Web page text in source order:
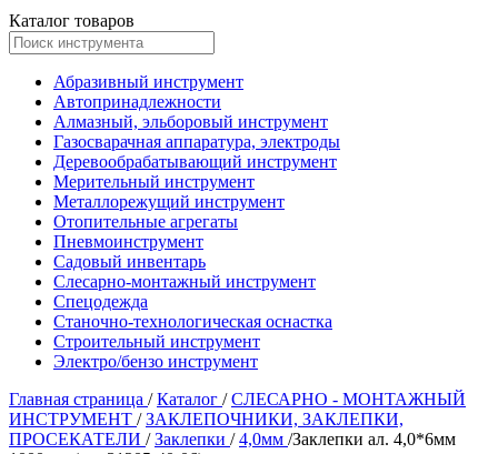
Каталог товаров
Абразивный инструмент
Автопринадлежности
Алмазный, эльборовый инструмент
Газосварачная аппаратура, электроды
Деревообрабатывающий инструмент
Мерительный инструмент
Металлорежущий инструмент
Отопительные агрегаты
Пневмоинструмент
Садовый инвентарь
Слесарно-монтажный инструмент
Спецодежда
Станочно-технологическая оснастка
Строительный инструмент
Электро/бензо инструмент
Главная страница / Каталог / СЛЕСАРНО - МОНТАЖНЫЙ
ИНСТРУМЕНТ / ЗАКЛЕПОЧНИКИ, ЗАКЛЕПКИ,
ПРОСЕКАТЕЛИ / Заклепки / 4,0мм /Заклепки ал. 4,0*6мм